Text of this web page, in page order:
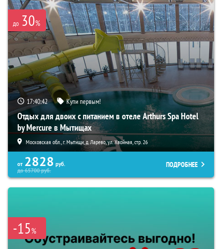
до 30%
17:40:41 Купи первым!
Отдых для двоих с питанием в отеле Arthurs Spa Hotel
by Mercure в Мытищах
Московская обл., г. Мытищи, д. Ларево, ул. Хвойная, стр. 26
от 2828 руб.
до65700руб.
ПОДРОБНЕЕ
-15%